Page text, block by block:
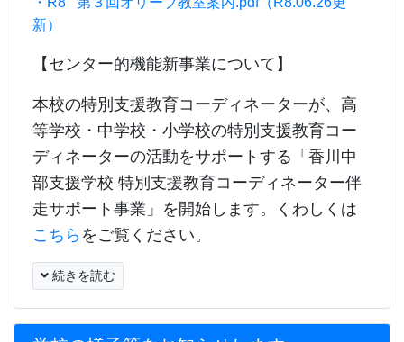
新）
【センター的機能新事業について】
本校の特別支援教育コーディネーターが、高
等学校・中学校・小学校の特別支援教育コー
ディネーターの活動をサポートする「香川中
部支援学校 特別支援教育コーディネーター伴
走サポート事業」を開始します。くわしくは
こちらをご覧ください。
続きを読む